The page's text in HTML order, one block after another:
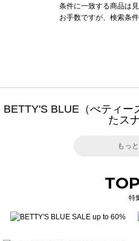
条件に一致する商品は
お手数ですが、検索条
BETTY'S BLUE（べティー
たス
もっ
特